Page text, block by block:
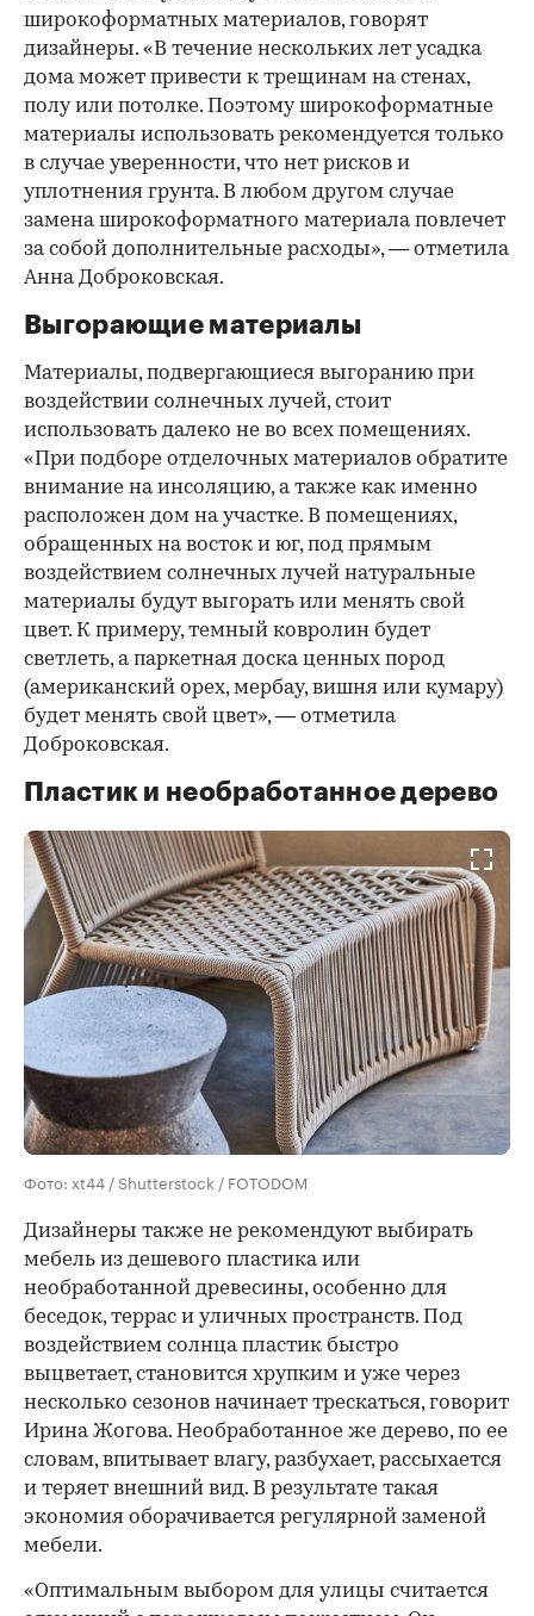
широкоформатных материалов, говорят
дизайнеры. «В течение нескольких лет усадка
дома может привести к трещинам на стенах,
полу или потолке. Поэтому широкоформатные
материалы использовать рекомендуется только
в случае уверенности, что нет рисков и
уплотнения грунта. В любом другом случае
замена широкоформатного материала повлечет
за собой дополнительные расходы», — отметила
Анна Доброковская.
Выгорающие материалы
Материалы, подвергающиеся выгоранию при
воздействии солнечных лучей, стоит
использовать далеко не во всех помещениях.
«При подборе отделочных материалов обратите
внимание на инсоляцию, а также как именно
расположен дом на участке. В помещениях,
обращенных на восток и юг, под прямым
воздействием солнечных лучей натуральные
материалы будут выгорать или менять свой
цвет. К примеру, темный ковролин будет
светлеть, а паркетная доска ценных пород
(американский орех, мербау, вишня или кумару)
будет менять свой цвет», — отметила
Доброковская.
Пластик и необработанное дерево
Фото: xt44 / Shutterstock / FOTODOM
Дизайнеры также не рекомендуют выбирать
мебель из дешевого пластика или
необработанной древесины, особенно для
беседок, террас и уличных пространств. Под
воздействием солнца пластик быстро
выцветает, становится хрупким и уже через
несколько сезонов начинает трескаться, говорит
Ирина Жогова. Необработанное же дерево, по ее
словам, впитывает влагу, разбухает, рассыхается
и теряет внешний вид. В результате такая
экономия оборачивается регулярной заменой
мебели.
«Оптимальным выбором для улицы считается